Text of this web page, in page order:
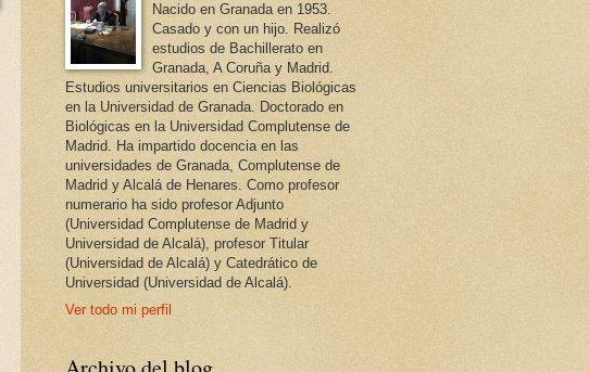
Nacido en Granada en 1953.
Casado y con un hijo. Realizó
estudios de Bachillerato en
Granada, A Coruña y Madrid.
Estudios universitarios en Ciencias Biológicas
en la Universidad de Granada. Doctorado en
Biológicas en la Universidad Complutense de
Madrid. Ha impartido docencia en las
universidades de Granada, Complutense de
Madrid y Alcalá de Henares. Como profesor
numerario ha sido profesor Adjunto
(Universidad Complutense de Madrid y
Universidad de Alcalá), profesor Titular
(Universidad de Alcalá) y Catedrático de
Universidad (Universidad de Alcalá).
Ver todo mi perfil